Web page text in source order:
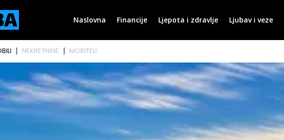
Naslovna Financije Ljepota i zdravlje Ljubav i veze